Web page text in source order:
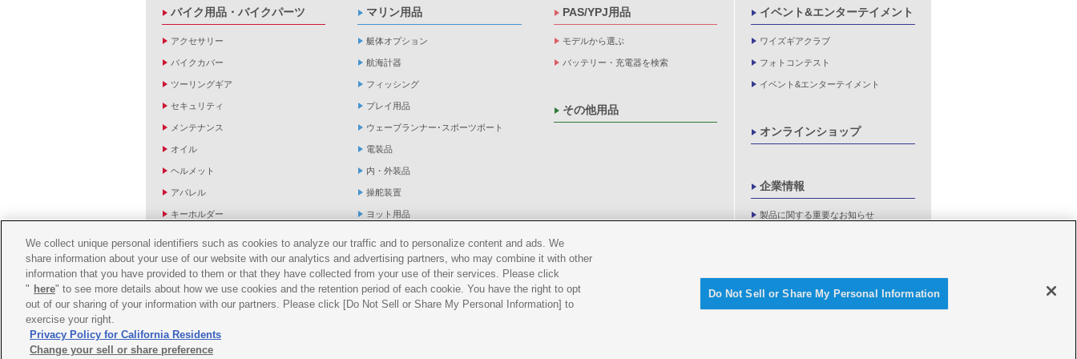
バイク用品・バイクパーツ
アクセサリー
バイクカバー
ツーリングギア
セキュリティ
メンテナンス
オイル
ヘルメット
アパレル
キーホルダー
バイク雑貨
YZF R1/R6レーシングキットパーツ
マリン用品
艇体オプション
航海計器
フィッシング
プレイ用品
ウェーブランナー･スポーツボート
電装品
内・外装品
操舵装置
ヨット用品
救命品・検査品
メンテナンス
アパレル
PAS/YPJ用品
モデルから選ぶ
バッテリー・充電器を検索
その他用品
イベント&エンターテイメント
ワイズギアクラブ
フォトコンテスト
イベント&エンターテイメント
オンラインショップ
企業情報
製品に関する重要なお知らせ
We collect unique personal identifiers such as cookies to analyze our traffic and to personalize content and ads. We
share information about your use of our website with our analytics and advertising partners, who may combine it with other
information that you have provided to them or that they have collected from your use of their services. Please click
" here" to see more details about how we use cookies and the retention period of each cookie. You have the right to opt
out of our sharing of your information with our partners. Please click [Do Not Sell or Share My Personal Information] to
exercise your right.
Privacy Policy for California Residents
Change your sell or share preference
Do Not Sell or Share My Personal Information